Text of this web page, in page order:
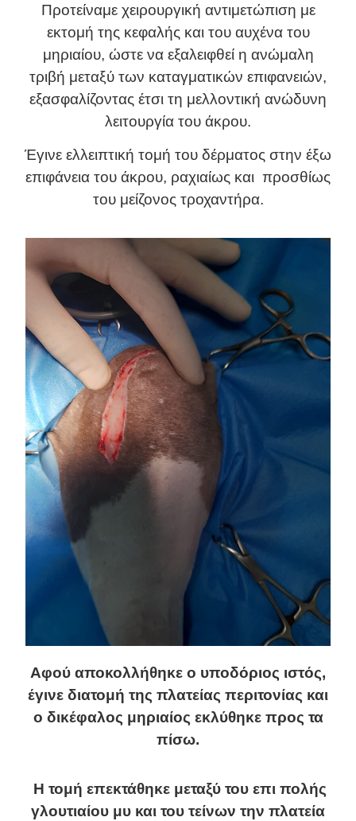
Προτείναμε χειρουργική αντιμετώπιση με
εκτομή της κεφαλής και του αυχένα του
μηριαίου, ώστε να εξαλειφθεί η ανώμαλη
τριβή μεταξύ των καταγματικών επιφανειών,
εξασφαλίζοντας έτσι τη μελλοντική ανώδυνη
λειτουργία του άκρου.
Έγινε ελλειπτική τομή του δέρματος στην έξω
επιφάνεια του άκρου, ραχιαίως και προσθίως
του μείζονος τροχαντήρα.
Αφού αποκολλήθηκε ο υποδόριος ιστός,
έγινε διατομή της πλατείας περιτονίας και
ο δικέφαλος μηριαίος εκλύθηκε προς τα
πίσω.
Η τομή επεκτάθηκε μεταξύ του επι πολής
γλουτιαίου μυ και του τείνων την πλατεία